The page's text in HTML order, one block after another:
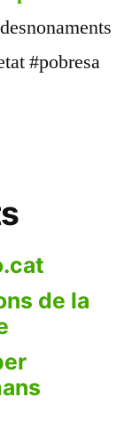
#pobresa
de la